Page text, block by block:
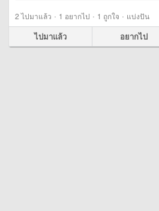
2ไปมาแล้ว · 1 อยากไป · 1 ถูกใจ · แบ่งปัน
ไปมาแล้ว อยากไป